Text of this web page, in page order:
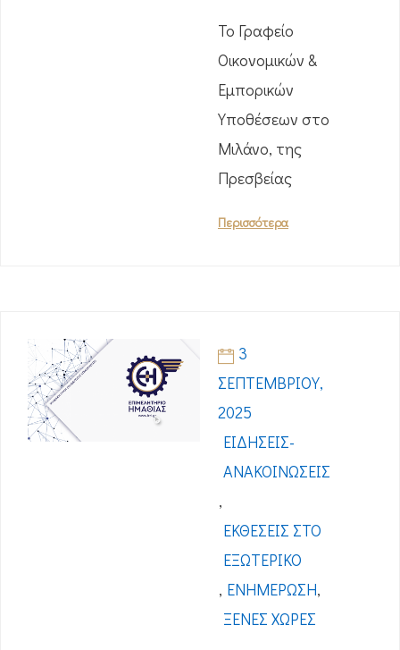
Το Γραφείο
Οικονομικών &
Εμπορικών
Υποθέσεων στο
Μιλάνο, της
Πρεσβείας
Περισσότερα
3
ΣΕΠΤΕΜΒΡΊΟΥ,
2025
ΕΙΔΉΣΕΙΣ-
ΑΝΑΚΟΙΝΏΣΕΙΣ
,
ΕΚΘΈΣΕΙΣ ΣΤΟ
ΕΞΩΤΕΡΙΚΌ
, ΕΝΗΜΈΡΩΣΗ,
ΞΈΝΕΣ ΧΏΡΕΣ